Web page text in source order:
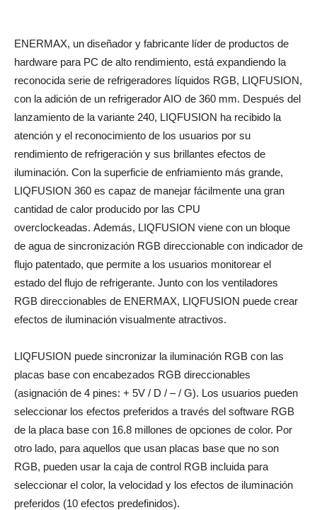
ENERMAX, un diseñador y fabricante líder de productos de
hardware para PC de alto rendimiento, está expandiendo la
reconocida serie de refrigeradores líquidos RGB, LIQFUSION,
con la adición de un refrigerador AIO de 360 ​​mm. Después del
lanzamiento de la variante 240, LIQFUSION ha recibido la
atención y el reconocimiento de los usuarios por su
rendimiento de refrigeración y sus brillantes efectos de
iluminación. Con la superficie de enfriamiento más grande,
LIQFUSION 360 es capaz de manejar fácilmente una gran
cantidad de calor producido por las CPU
overclockeadas. Además, LIQFUSION viene con un bloque
de agua de sincronización RGB direccionable con indicador de
flujo patentado, que permite a los usuarios monitorear el
estado del flujo de refrigerante. Junto con los ventiladores
RGB direccionables de ENERMAX, LIQFUSION puede crear
efectos de iluminación visualmente atractivos.
LIQFUSION puede sincronizar la iluminación RGB con las
placas base con encabezados RGB direccionables
(asignación de 4 pines: + 5V / D / – / G). Los usuarios pueden
seleccionar los efectos preferidos a través del software RGB
de la placa base con 16.8 millones de opciones de color. Por
otro lado, para aquellos que usan placas base que no son
RGB, pueden usar la caja de control RGB incluida para
seleccionar el color, la velocidad y los efectos de iluminación
preferidos (10 efectos predefinidos).